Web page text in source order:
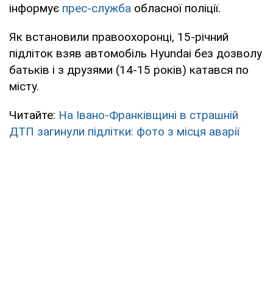
інформує прес-служба обласної поліції.
Як встановили правоохоронці, 15-річний
підліток взяв автомобіль Hyundai без дозволу
батьків і з друзями (14-15 років) катався по
місту.
Читайте: На Івано-Франківщині в страшній
ДТП загинули підлітки: фото з місця аварії